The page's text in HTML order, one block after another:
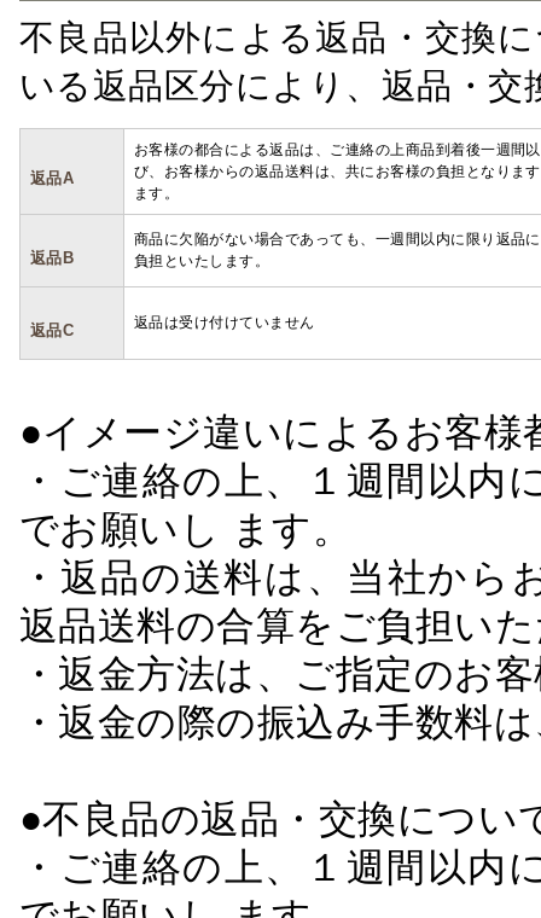
不良品以外による返品・交換
いる返品区分により、返品・
返品A
お客様の都合による返品は、ご連絡の上商品到着後一週間
び、お客様からの返品送料は、共にお客様の負担となりま
ます。
返品B
商品に欠陥がない場合であっても、一週間以内に限り返品
負担といたします。
返品C 返品は受け付けていません
●イメージ違いによるお客
・ご連絡の上、１週間以
でお願いし ます。
・返品の送料は、当社か
返品送料の合算をご負担い
・返金方法は、ご指定のお
・返金の際の振込み手数料
●不良品の返品・交換につい
・ご連絡の上、１週間以